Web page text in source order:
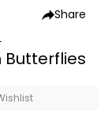
Share
Butterflies